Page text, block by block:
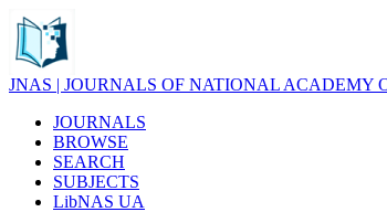
JNAS | JOURNALS OF NATIONAL ACADEMY
JOURNALS
BROWSE
SEARCH
SUBJECTS
LibNAS UA